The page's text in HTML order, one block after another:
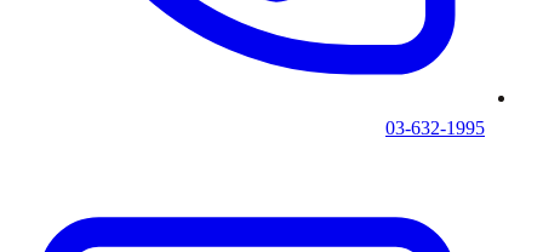
03-632-1995